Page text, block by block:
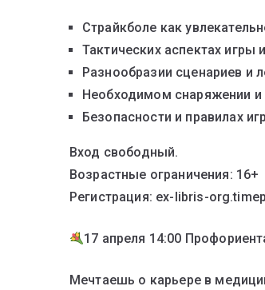
Страйкболе как
Тактических аспектах
Разнообразии сценариев и
Необходимом снаряжении и
Безопасности и правилах
Вход свободный.
Возрастные ограничения: 16+
Регистрация: ex-libris-
17 апреля 14:00
Мечтаешь о карьере в